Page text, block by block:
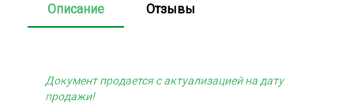
Описание Отзывы
Документ продается с актуализацией на дату
продажи!